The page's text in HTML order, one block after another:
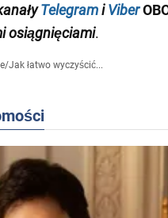
TelegramiViber
osiągnięciami.
/Jak łatwo wyczyścić...